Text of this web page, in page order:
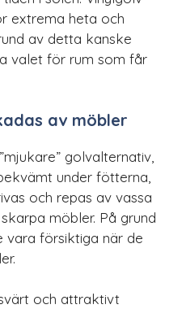
extrema heta och
av detta kanske
valet för rum som får
av möbler
golvalternativ,
under fötterna,
och repas av vassa
möbler. På grund
vara försiktiga när de
och attraktivt